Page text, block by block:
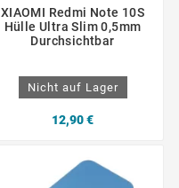
XIAOMI Redmi Note 10S
Hülle Ultra Slim 0,5mm
Durchsichtbar
Nicht auf Lager
12,90 €